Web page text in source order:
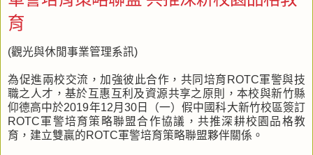
育
(觀光與休閒事業管理系訊)
為促進兩校交流，加強彼此合作，共同培育ROTC軍警與技
職之人才，基於互惠互利及資源共享之原則，本校與新竹縣
仰德高中於2019年12月30日（一）假中國科大新竹校區簽訂
ROTC軍警培育策略聯盟合作協議，共推深耕校園品格教
育，建立雙贏的ROTC軍警培育策略聯盟夥伴關係。